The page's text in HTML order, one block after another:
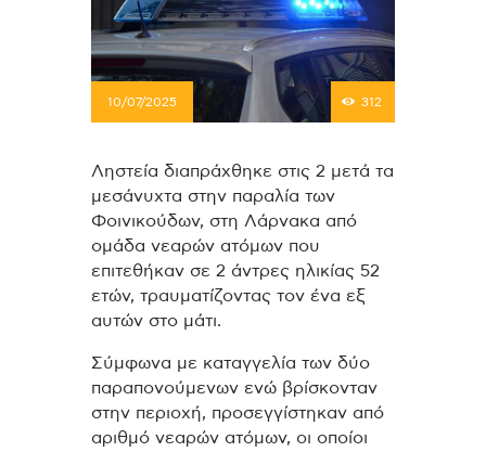
10/07/2025 312
Ληστεία διαπράχθηκε στις 2 μετά τα
μεσάνυχτα στην παραλία των
Φοινικούδων, στη Λάρνακα από
ομάδα νεαρών ατόμων που
επιτεθήκαν σε 2 άντρες ηλικίας 52
ετών, τραυματίζοντας τον ένα εξ
αυτών στο μάτι.
Σύμφωνα με καταγγελία των δύο
παραπονούμενων ενώ βρίσκονταν
στην περιοχή, προσεγγίστηκαν από
αριθμό νεαρών ατόμων, οι οποίοι